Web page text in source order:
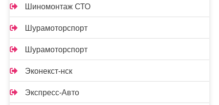
Шиномонтаж СТО
Шурамоторспорт
Шурамоторспорт
Эконекст-нск
Экспресс-Авто